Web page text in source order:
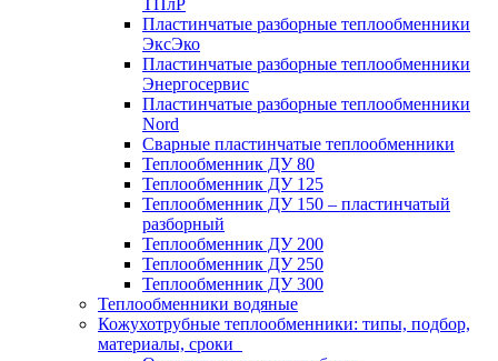
ТПлР
Пластинчатые разборные теплообменники
ЭксЭко
Пластинчатые разборные теплообменники
Энергосервис
Пластинчатые разборные теплообменники
Nord
Сварные пластинчатые теплообменники
Теплообменник ДУ 80
Теплообменник ДУ 125
Теплообменник ДУ 150 – пластинчатый
разборный
Теплообменник ДУ 200
Теплообменник ДУ 250
Теплообменник ДУ 300
Теплообменники водяные
Кожухотрубные теплообменники: типы, подбор,
материалы, сроки